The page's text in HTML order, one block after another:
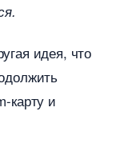
идея, что
карту и